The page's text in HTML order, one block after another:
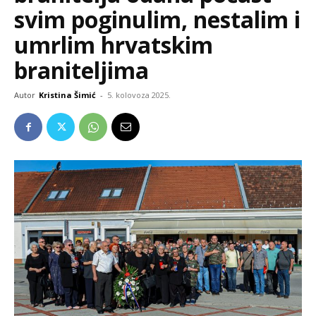
svim poginulim, nestalim i
umrlim hrvatskim
braniteljima
Autor Kristina Šimić - 5. kolovoza 2025.